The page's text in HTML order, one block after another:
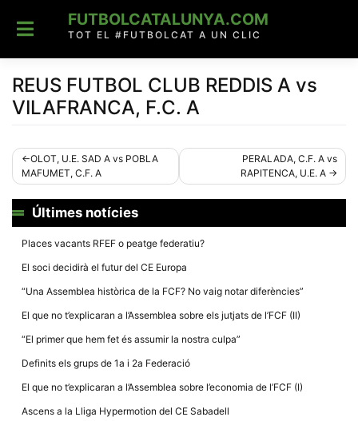
content
FUTBOLCATALUNYA.COM
TOT EL #FUTBOLCAT A UN CLIC
REUS FUTBOL CLUB REDDIS A vs
VILAFRANCA, F.C. A
Navegació
d'entrades
OLOT, U.E. SAD A vs POBLA
MAFUMET, C.F. A
PERALADA, C.F. A vs
RAPITENCA, U.E. A
Últimes notícies
Places vacants RFEF o peatge federatiu?
El soci decidirà el futur del CE Europa
“Una Assemblea històrica de la FCF? No vaig notar diferències”
El que no t’explicaran a l’Assemblea sobre els jutjats de l’FCF (II)
“El primer que hem fet és assumir la nostra culpa”
Definits els grups de 1a i 2a Federació
El que no t’explicaran a l’Assemblea sobre l’economia de l’FCF (I)
Ascens a la Lliga Hypermotion del CE Sabadell